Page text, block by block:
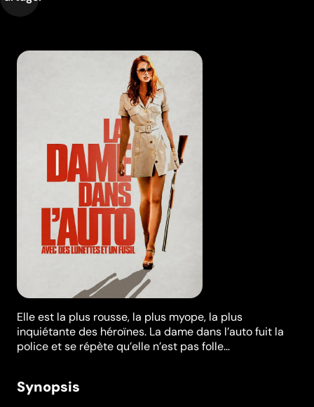
Elle est la plus rousse, la plus myope, la plus
inquiétante des héroïnes. La dame dans l’auto fuit la
police et se répète qu’elle n’est pas folle…
Synopsis